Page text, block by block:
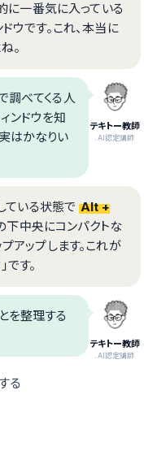
一番気に入っている
ウです。これ、本当に
。
テキトー教師
.AI認定講師
調べてくる人
ンドウを知
はかなりい
ている状態でAlt +
下中央にコンパクトな
アップします。これが
です。
テキトー教師
.AI認定講師
を整理する
る